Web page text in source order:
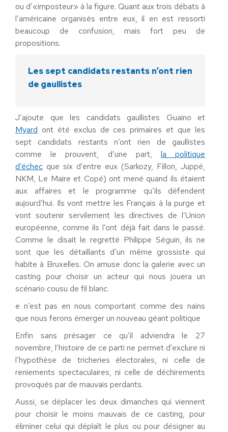
ou d’«imposteur» à la figure. Quant aux trois débats à
l’américaine organisés entre eux, il en est ressorti
beaucoup de confusion, mais fort peu de
propositions.
Les sept candidats restants n’ont rien
de gaullistes
J’ajoute que les candidats gaullistes Guaino et
Myard ont été exclus de ces primaires et que les
sept candidats restants n’ont rien de gaullistes
comme le prouvent, d’une part, la politique
d’échec que six d’entre eux (Sarkozy, Fillon, Juppé,
NKM, Le Maire et Copé) ont mené quand ils étaient
aux affaires et le programme qu’ils défendent
aujourd’hui. Ils vont mettre les Français à la purge et
vont soutenir servilement les directives de l’Union
européenne, comme ils l’ont déjà fait dans le passé.
Comme le disait le regretté Philippe Séguin, ils ne
sont que les détaillants d’un même grossiste qui
habite à Bruxelles. On amuse donc la galerie avec un
casting pour choisir un acteur qui nous jouera un
scénario cousu de fil blanc.
e n’est pas en nous comportant comme des nains
que nous ferons émerger un nouveau géant politique
Enfin sans présager ce qu’il adviendra le 27
novembre, l’histoire de ce parti ne permet d’exclure ni
l’hypothèse de tricheries électorales, ni celle de
reniements spectaculaires, ni celle de déchirements
provoqués par de mauvais perdants.
Aussi, se déplacer les deux dimanches qui viennent
pour choisir le moins mauvais de ce casting, pour
éliminer celui qui déplaît le plus ou pour désigner au